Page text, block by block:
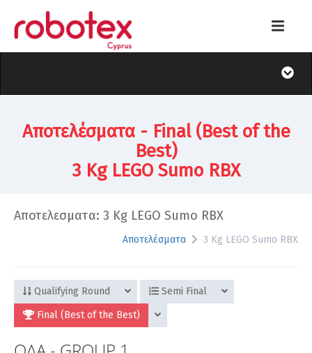
Αποτελέσματα - Final (Best of the
Best)
3 Kg LEGO Sumo RBX
Αποτελεσματα: 3 Kg LEGO Sumo RBX
Αποτελέσματα 3 Kg LEGO Sumo RBX
Qualifying Round
Semi Final
Final (Best of the Best)